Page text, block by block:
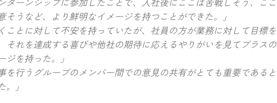
そうなど、より鮮明なイメージを持つことができた。」
くことに対して不安を持っていたが、社員の方が業務に対して目標を
それを達成する喜びや他社の期待に応えるやりがいを見てプラスの
ジを持った。」
事を行うグループのメンバー間での意見の共有がとても重要であると
。」